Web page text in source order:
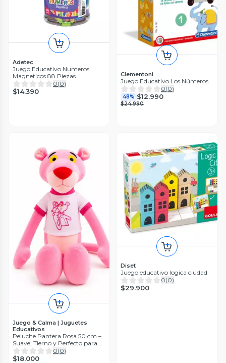
Adetec
Juego Educativo Numeros
Magneticos 88 Piezas
0(0)
$14.390
Clementoni
Juego Educativo Los Números
0(0)
48% $12.990
$24.990
Juego & Calma | Juguetes
Educativos
Peluche Pantera Rosa 50 cm –
Suave, Tierno y Perfecto para
Regalar
0(0)
$18.000
Diset
Juego educativo logica ciudad
0(0)
$29.900